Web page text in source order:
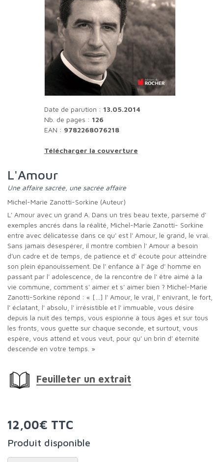
Date de parution : 13.05.2014
Nb. de pages : 126
EAN : 9782268076218
Télécharger la couverture
L'Amour
une affaire sacrée, une sacrée affaire
Michel-Marie Zanotti-Sorkine (Auteur)
L' Amour avec un grand A. Dans un très beau texte, parsemé d'
exemples ancrés dans la réalité, Michel-Marie Zanotti- Sorkine
entre avec délicatesse dans ce qu' est l' Amour, le grand, le vrai.
Sans jamais désespérer, il montre combien l' Amour a besoin
d'un cadre et de temps, de patience et d' écoute pour atteindre
son plein épanouissement. De l' enfance à l' âge d' homme en
passant par l' adolescence, de la rencontre de l' être aimé à la
vie commune, comment s' aimer et s' aimer bien ? Michel-Marie
Zanotti-Sorkine répond : « […] l' Amour, le vrai, l' enivrant, le fort,
l' éclatant, l' absolu, l' irrésistible et l' immuable, vous désire
depuis la nuit des temps, vous espionne à tous âges et sur tous
les fronts, vous guette sur chaque seconde, et surtout, vous
espère, vous attend et vous veut, pour qu' un brin d' éternité
descende en votre temps. »
Feuilleter un extrait
12,00€ TTC
Produit disponible